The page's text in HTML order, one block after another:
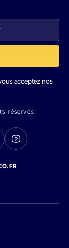
acceptez nos
réservés.